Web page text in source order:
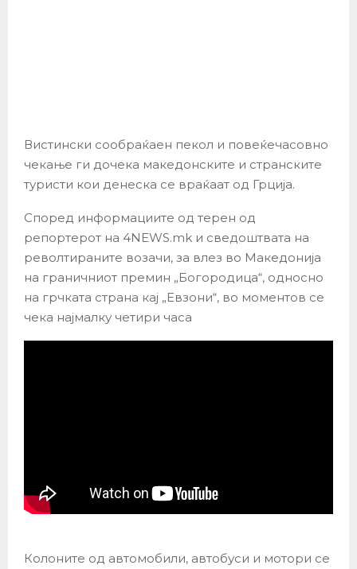
Вистински сообраќаен пекол и повеќечасовно
чекање ги дочека македонските и странските
туристи кои денеска се враќаат од Грција.
Според информациите од терен од
репортерот на 4NEWS.mk и сведоштвата на
револтираните возачи, за влез во Македонија
на граничниот премин „Богородица“, односно
на грчката страна кај „Евзони“, во моментов се
чека најмалку четири часа
Колоните од автомобили, автобуси и мотори се